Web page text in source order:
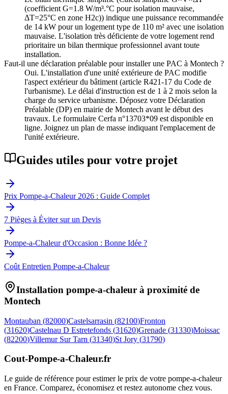
(coefficient G=1.8 W/m³.°C pour isolation mauvaise,
ΔT=25°C en zone H2c)) indique une puissance recommandée
de 14 kW pour un logement type de 110 m² avec une isolation
mauvaise. L'isolation très déficiente de votre logement rend
prioritaire un bilan thermique professionnel avant toute
installation.
Faut-il une déclaration préalable pour installer une PAC à Montech ?
Oui. L'installation d'une unité extérieure de PAC modifie
l'aspect extérieur du bâtiment (article R421-17 du Code de
l'urbanisme). Le délai d'instruction est de 1 à 2 mois selon la
charge du service urbanisme. Déposez votre Déclaration
Préalable (DP) en mairie de Montech avant le début des
travaux. Le formulaire Cerfa n°13703*09 est disponible en
ligne. Joignez un plan de masse indiquant l'emplacement de
l'unité extérieure.
Guides utiles pour votre projet
Prix Pompe-a-Chaleur 2026 : Guide Complet
7 Pièges à Éviter sur un Devis
Pompe-a-Chaleur d'Occasion : Bonne Idée ?
Coût Entretien Pompe-a-Chaleur
Installation pompe-a-chaleur à proximité de
Montech
Montauban (82000)Castelsarrasin (82100)Fronton
(31620)Castelnau D Estretefonds (31620)Grenade (31330)Moissac
(82200)Villemur Sur Tarn (31340)St Jory (31790)
Cout-Pompe-a-Chaleur.fr
Le guide de référence pour estimer le prix de votre pompe-a-chaleur
en France. Comparez, économisez et restez autonome chez vous.